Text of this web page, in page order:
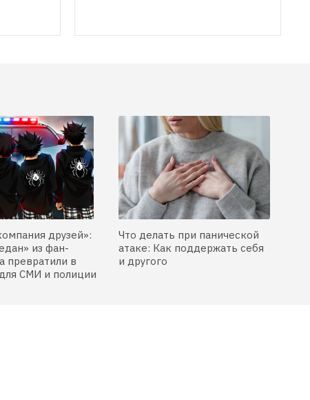
друзей»:
из фан-
превратили в
СМИ и полиции
Что делать при панической
атаке: Как поддержать себя
и другого